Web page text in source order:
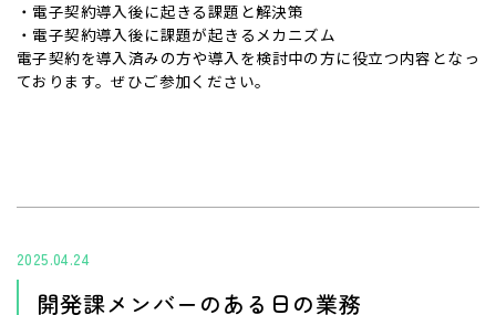
・電子契約導入後に起きる課題と解決策
・電子契約導入後に課題が起きるメカニズム
電子契約を導入済みの方や導入を検討中の方に役立つ内容となっ
ております。ぜひご参加ください。
2025.04.24
開発課メンバーのある日の業務